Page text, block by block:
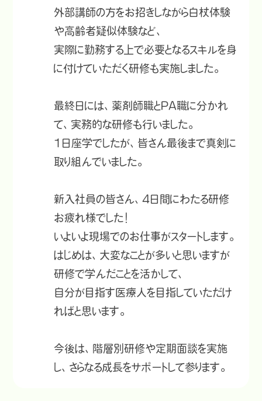
外部講師の方をお招きしながら白杖体験
や高齢者疑似体験など、
実際に勤務する上で必要となるスキルを身
に付けていただく研修も実施しました。
最終日には、薬剤師職とPA職に分かれ
て、実務的な研修も行いました。
1日座学でしたが、皆さん最後まで真剣に
取り組んでいました。
新入社員の皆さん、4日間にわたる研修
お疲れ様でした！
いよいよ現場でのお仕事がスタートします。
はじめは、大変なことが多いと思いますが
研修で学んだことを活かして、
自分が目指す医療人を目指していただけ
ればと思います。
今後は、階層別研修や定期面談を実施
し、さらなる成長をサポートして参ります。